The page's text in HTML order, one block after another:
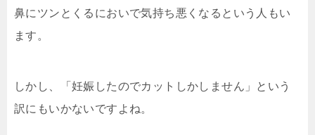
鼻にツンとくるにおいで気持ち悪くなるという人もい
ます。
しかし、「妊娠したのでカットしかしません」という
訳にもいかないですよね。